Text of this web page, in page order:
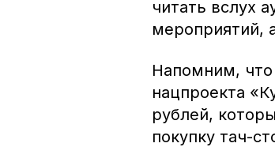
читать вслух
мероприятий,
Напомним, что
нацпроекта
рублей,
покупку тач-